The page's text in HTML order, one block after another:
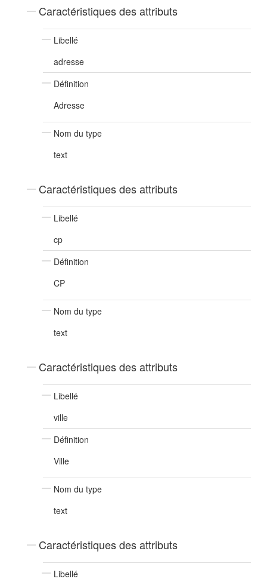
Caractéristiques des attributs
Libellé
adresse
Définition
Adresse
Nom du type
text
Caractéristiques des attributs
Libellé
cp
Définition
CP
Nom du type
text
Caractéristiques des attributs
Libellé
ville
Définition
Ville
Nom du type
text
Caractéristiques des attributs
Libellé